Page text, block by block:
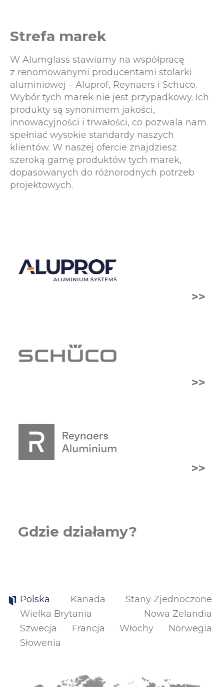
Strefa marek
W Alumglass stawiamy na współpracę
z renomowanymi producentami stolarki
aluminiowej – Aluprof, Reynaers i Schuco.
Wybór tych marek nie jest przypadkowy. Ich
produkty są synonimem jakości,
innowacyjności i trwałości, co pozwala nam
spełniać wysokie standardy naszych
klientów. W naszej ofercie znajdziesz
szeroką gamę produktów tych marek,
dopasowanych do różnorodnych potrzeb
projektowych.
>>
>>
>>
Gdzie działamy?
Polska Kanada
Stany Zjednoczone
Wielka Brytania
Nowa Zelandia
Szwecja
Francja Włochy
Norwegia
Słowenia